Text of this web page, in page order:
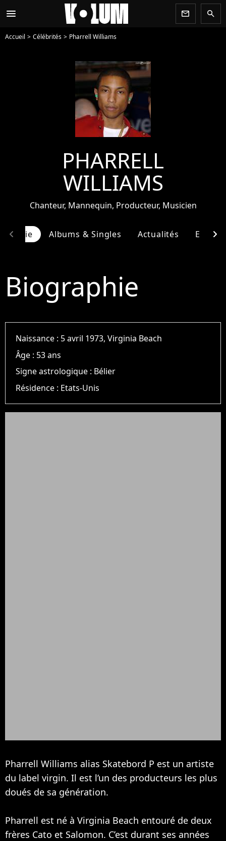
menu newsletter search
Accueil Célébrités Pharrell Williams
PHARRELL
WILLIAMS
Chanteur, Mannequin, Producteur, Musicien
Albums & Singles Actualités
chevron_left chevron_right
Biographie
Naissance : 5 avril 1973, Virginia Beach
Âge : 53 ans
Signe astrologique : Bélier
Résidence : Etats-Unis
Pharrell Williams alias Skatebord P est un artiste
du label virgin. Il est l’un des producteurs les plus
doués de sa génération.
Pharrell est né à Virginia Beach entouré de deux
frères Cato et Salomon. C’est durant ses années